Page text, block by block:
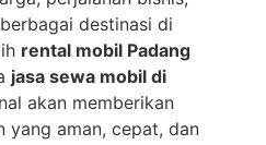
destinasi di
rental mobil Padang
jasa sewa mobil di
akan memberikan
yang aman, cepat, dan